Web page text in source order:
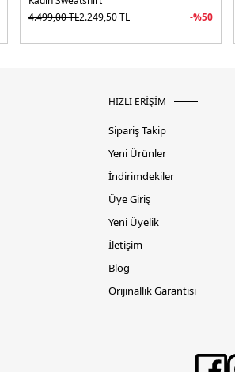
4.499,00TL2.249,50TL -%50
HIZLI ERİŞİM
Sipariş Takip
Yeni Ürünler
İndirimdekiler
Üye Giriş
Yeni Üyelik
İletişim
Blog
Orijinallik Garantisi